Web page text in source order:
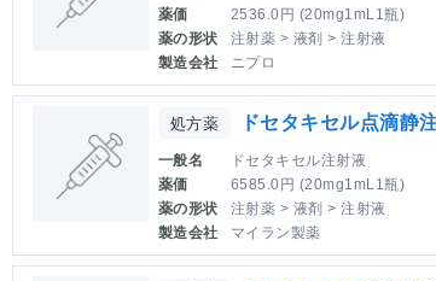
薬価
2536.0円 (20mg1mL1瓶)
薬の形状
注射薬 > 液剤 > 注射液
製造会社
ニプロ
処方薬 ドセタキセル点滴静
一般名
ドセタキセル注射液
薬価
6585.0円 (20mg1mL1瓶)
薬の形状
注射薬 > 液剤 > 注射液
製造会社
マイラン製薬